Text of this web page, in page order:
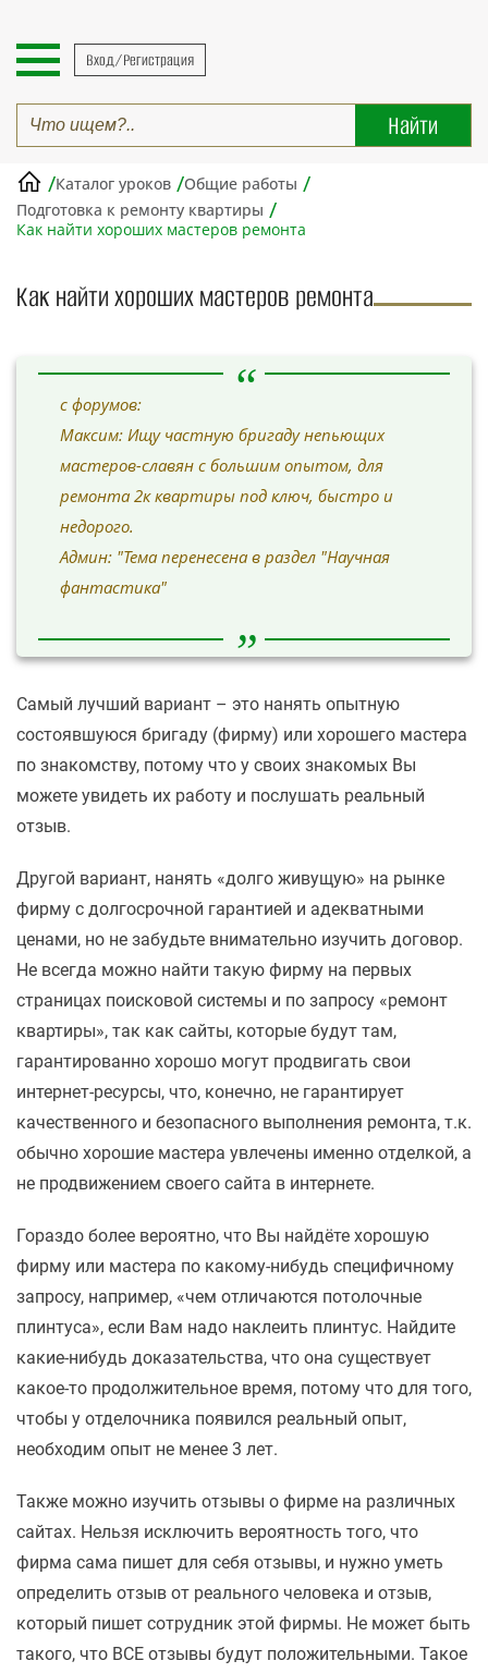
Вход/Регистрация
/Каталог уроков /Общие работы /
Подготовка к ремонту квартиры /
Как найти хороших мастеров ремонта
Как найти хороших мастеров ремонта
с форумов:
Максим: Ищу частную бригаду непьющих
мастеров-славян с большим опытом, для
ремонта 2к квартиры под ключ, быстро и
недорого.
Админ: "Тема перенесена в раздел "Научная
фантастика"
Самый лучший вариант – это нанять опытную
состоявшуюся бригаду (фирму) или хорошего мастера
по знакомству, потому что у своих знакомых Вы
можете увидеть их работу и послушать реальный
отзыв.
Другой вариант, нанять «долго живущую» на рынке
фирму с долгосрочной гарантией и адекватными
ценами, но не забудьте внимательно изучить договор.
Не всегда можно найти такую фирму на первых
страницах поисковой системы и по запросу «ремонт
квартиры», так как сайты, которые будут там,
гарантированно хорошо могут продвигать свои
интернет-ресурсы, что, конечно, не гарантирует
качественного и безопасного выполнения ремонта, т.к.
обычно хорошие мастера увлечены именно отделкой, а
не продвижением своего сайта в интернете.
Гораздо более вероятно, что Вы найдёте хорошую
фирму или мастера по какому-нибудь специфичному
запросу, например, «чем отличаются потолочные
плинтуса», если Вам надо наклеить плинтус. Найдите
какие-нибудь доказательства, что она существует
какое-то продолжительное время, потому что для того,
чтобы у отделочника появился реальный опыт,
необходим опыт не менее 3 лет.
Также можно изучить отзывы о фирме на различных
сайтах. Нельзя исключить вероятность того, что
фирма сама пишет для себя отзывы, и нужно уметь
определить отзыв от реального человека и отзыв,
который пишет сотрудник этой фирмы. Не может быть
такого, что ВСЕ отзывы будут положительными. Такое